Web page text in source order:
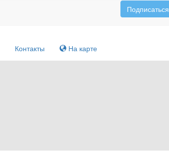
Подписаться
Контакты На карте